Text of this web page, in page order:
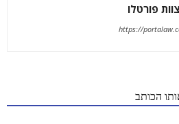
צוות פורטלו
https://
הכותב